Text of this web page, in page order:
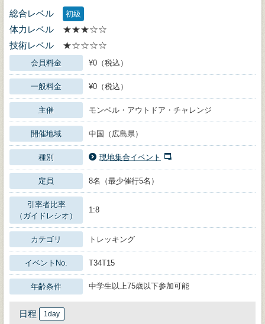
総合レベル 初級
体力レベル
★★★☆☆
技術レベル
★☆☆☆☆
会員料金 ¥0（税込）
一般料金 ¥0（税込）
主催 モンベル・アウトドア・チャレンジ
開催地域 中国（広島県）
種別 現地集合イベント
定員 8名（最少催行5名）
引率者比率
（ガイドレシオ）
1:8
カテゴリ トレッキング
イベントNo. T34T15
年齢条件 中学生以上75歳以下参加可能
日程 1day